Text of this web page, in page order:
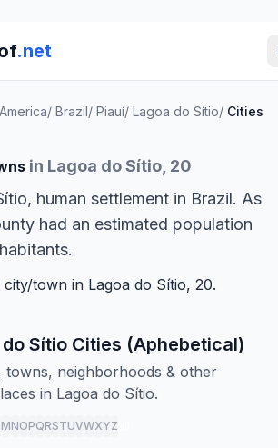
.net
/ Brazil/ Piauí/ Lagoa do Sítio/ Cities
in Lagoa do Sítio, 20
human settlement in Brazil. As
had an estimated population
town in Lagoa do Sítio, 20.
Sítio Cities (Aphebetical)
towns, neighborhoods & other
in Lagoa do Sítio.
MNOPQRSTUVWXYZ